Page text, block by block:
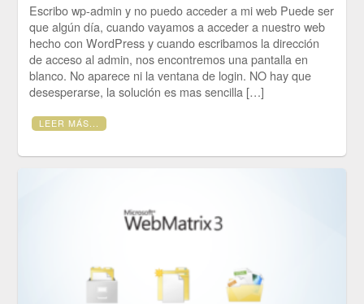
Escribo wp-admin y no puedo acceder a mi web Puede ser
que algún día, cuando vayamos a acceder a nuestro web
hecho con WordPress y cuando escribamos la dirección
de acceso al admin, nos encontremos una pantalla en
blanco. No aparece ni la ventana de login. NO hay que
desesperarse, la solución es mas sencilla […]
LEER MÁS...